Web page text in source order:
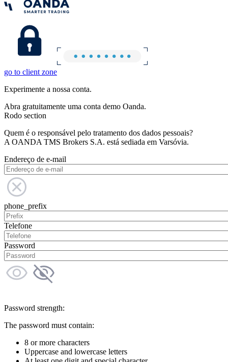
go to client zone
Experimente a nossa conta.
Abra gratuitamente uma conta demo Oanda.
Rodo section
Quem é o responsável pelo tratamento dos dados pessoais?
A OANDA TMS Brokers S.A. está sediada em Varsóvia.
Endereço de e-mail
phone_prefix
Telefone
Password
Password strength:
The password must contain:
8 or more characters
Uppercase and lowercase letters